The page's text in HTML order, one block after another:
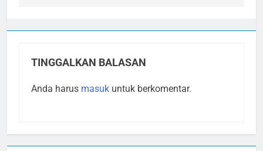
TINGGALKAN BALASAN
Anda harus masuk untuk berkomentar.